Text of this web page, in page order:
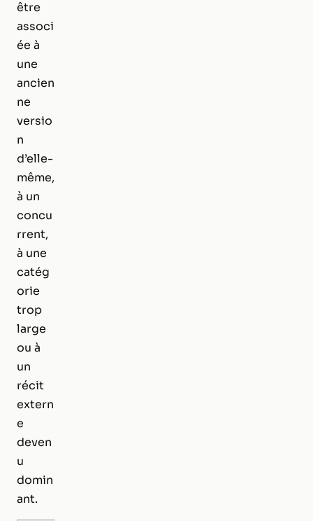
être
associ
ée à
une
ancien
ne
versio
n
d’elle-
même,
à un
concu
rrent,
à une
catég
orie
trop
large
ou à
un
récit
extern
e
deven
u
domin
ant.